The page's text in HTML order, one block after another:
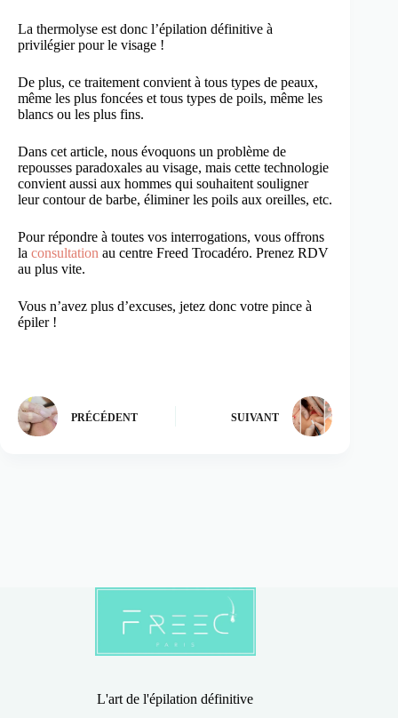
La thermolyse est donc l’épilation définitive à
privilégier pour le visage !
De plus, ce traitement convient à tous types de peaux,
même les plus foncées et tous types de poils, même les
blancs ou les plus fins.
Dans cet article, nous évoquons un problème de
repousses paradoxales au visage, mais cette technologie
convient aussi aux hommes qui souhaitent souligner
leur contour de barbe, éliminer les poils aux oreilles, etc.
Pour répondre à toutes vos interrogations, vous offrons
la consultation au centre Freed Trocadéro. Prenez RDV
au plus vite.
Vous n’avez plus d’excuses, jetez donc votre pince à
épiler !
PRÉCÉDENT SUIVANT
L'art de l'épilation définitive